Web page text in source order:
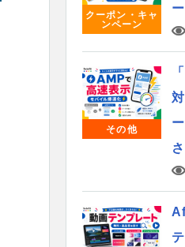
クーポン・キャ
ンペーン
その他